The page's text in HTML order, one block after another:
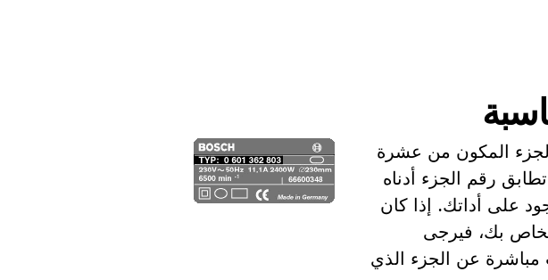
المكون من عشرة
رقم الجزء أدناه
على أداتك. إذا كان
بك، فيرجى
مباشرة عن الجزء الذي